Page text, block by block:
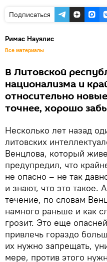
Подписаться
Римас Науялис
Все материалы
В Литовской
национализма и
относительно
точнее, хорошо
Несколько лет назад
литовских
Венцлова, который
предупредил, что
не опасно – не так
и знают, что это такое.
течение, по словам
намного раньше и как
грозит. Это еще
привлечь гораздо
их нужно запрещать,
мере, против этого